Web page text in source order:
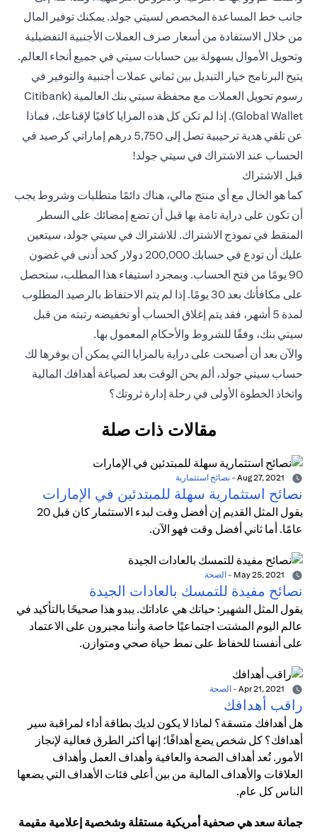
جانب خط المساعدة المخصص لسيتي جولد. يمكنك توفير المال
من خلال الاستفادة من أسعار صرف العملات الأجنبية التفضيلية
وتحويل الأموال بسهولة بين حسابات سيتي في جميع أنحاء العالم.
يتيح البرنامج خيار التبديل بين ثماني عملات أجنبية والتوفير في
رسوم تحويل العملات مع محفظة سيتي بنك العالمية (Citibank
Global Wallet). إذا لم تكن كل هذه المزايا كافيًا لإقناعك، فماذا
عن تلقي هدية ترحيبية تصل إلى 5,750 درهم إماراتي كرصيد في
الحساب عند الاشتراك في سيتي جولد!
قبل الاشتراك
كما هو الحال مع أي منتج مالي، هناك دائمًا متطلبات وشروط يجب
أن تكون على دراية تامة بها قبل أن تضع إمضائك على السطر
المنقط في نموذج الاشتراك. للاشتراك في سيتي جولد، سيتعين
عليك أن تودع في حسابك 200,000 دولار كحد أدنى في غضون
90 يومًا من فتح الحساب. وبمجرد استيفاء هذا المطلب، ستحصل
على مكافأتك بعد 30 يومًا. إذا لم يتم الاحتفاظ بالرصيد المطلوب
لمدة 5 أشهر، فقد يتم إغلاق الحساب أو تخفيضه رتبته من قبل
سيتي بنك، وفقًا للشروط والأحكام المعمول بها.
والآن بعد أن أصبحت على دراية بالمزايا التي يمكن أن يوفرها لك
حساب سيتي جولد، ألم يحن الوقت بعد لصياغة أهدافك المالية
واتخاذ الخطوة الأولى في رحلة إدارة ثروتك؟
مقالات ذات صلة
- نصائح استثمارية
نصائح استثمارية سهلة للمبتدئين في الإمارات
يقول المثل القديم إن أفضل وقت لبدء الاستثمار كان قبل 20
عامًا. أما ثاني أفضل وقت فهو الآن.
- الصحة
نصائح مفيدة للتمسك بالعادات الجيدة
يقول المثل الشهير: حياتك هي عاداتك. يبدو هذا صحيحًا بالتأكيد في
عالم اليوم المشتت اجتماعيًا خاصة وأننا مجبرون على الاعتماد
على أنفسنا للحفاظ على نمط حياة صحي ومتوازن.
- الصحة
راقب أهدافك
هل أهدافك متسقة؟ لماذا لا يكون لديك بطاقة أداء لمراقبة سير
أهدافك؟ كل شخص يضع أهدافًا؛ إنها أكثر الطرق فعالية لإنجاز
الأمور. تُعد أهداف الصحة والعافية وأهداف العمل وأهداف
العلاقات والأهداف المالية من بين أعلى فئات الأهداف التي يضعها
الناس كل عام.
جمانة سعد هي صحفية أمريكية مستقلة وشخصية إعلامية مقيمة